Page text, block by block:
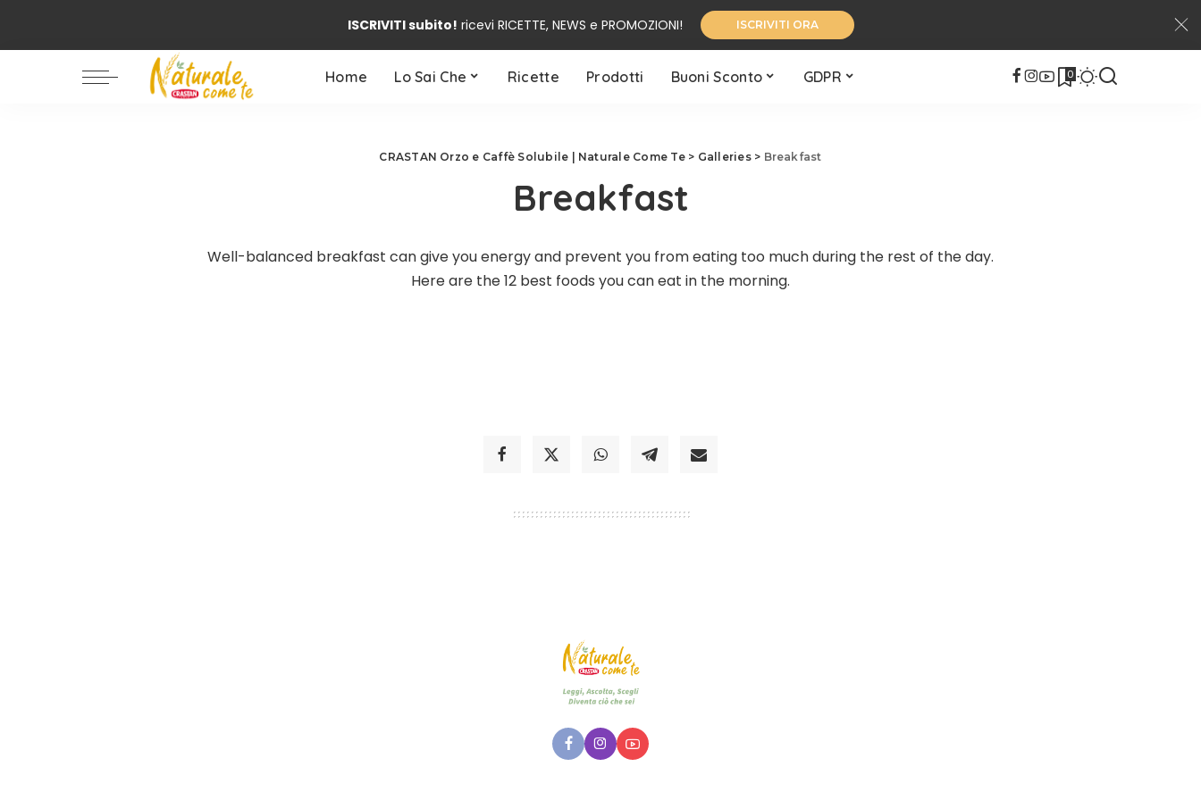
ISCRIVITI subito! ricevi RICETTE, NEWS e PROMOZIONI! ISCRIVITI ORA
Home Lo Sai Che Ricette Prodotti Buoni Sconto GDPR 0
Alimentazione
Benessere
CRASTAN Orzo e Caffè Solubile | Naturale Come Te> Galleries> Breakfast
Breakfast
Well-balanced breakfast can give you energy and prevent you from eating too much during the rest of the day.
Here are the 12 best foods you can eat in the morning.